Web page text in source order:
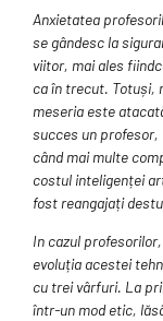
Anxietatea
se gândesc la
viitor, mai ales
ca în trecut. Totuși,
meseria este
succes un
când mai multe
costul inteligenței
fost reangajați
In cazul
evoluția acestei
cu trei vârfuri. La
într-un mod etic,